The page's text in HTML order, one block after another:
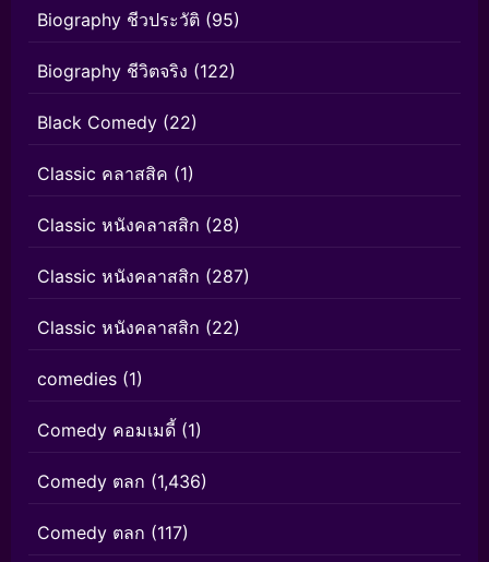
Biography ชีวประวัติ (95)
Biography ชีวิตจริง (122)
Black Comedy (22)
Classic คลาสสิค (1)
Classic หนังคลาสสิก (28)
Classic หนังคลาสสิก (287)
Classic หนังคลาสสิก (22)
comedies (1)
Comedy คอมเมดี้ (1)
Comedy ตลก (1,436)
Comedy ตลก (117)